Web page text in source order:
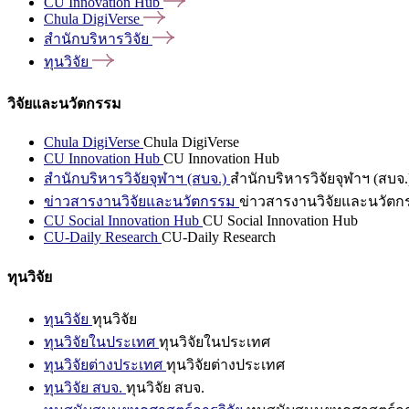
Chula DigiVerse
สำนักบริหารวิจัย
ทุนวิจัย
วิจัยและนวัตกรรม
Chula DigiVerse Chula DigiVerse
CU Innovation Hub CU Innovation Hub
สำนักบริหารวิจัยจุฬาฯ (สบจ.) สำนักบริหารวิจัยจุฬาฯ (สบจ
ข่าวสารงานวิจัยและนวัตกรรม ข่าวสารงานวิจัยและนวัตก
CU Social Innovation Hub CU Social Innovation Hub
CU-Daily Research CU-Daily Research
ทุนวิจัย
ทุนวิจัย ทุนวิจัย
ทุนวิจัยในประเทศ ทุนวิจัยในประเทศ
ทุนวิจัยต่างประเทศ ทุนวิจัยต่างประเทศ
ทุนวิจัย สบจ. ทุนวิจัย สบจ.